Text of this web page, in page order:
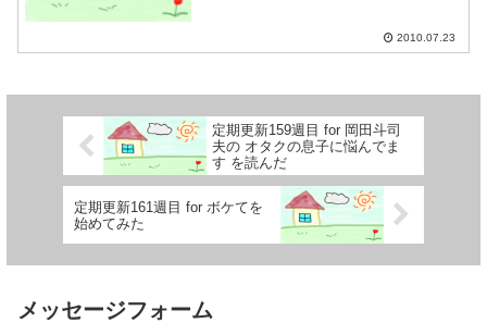
2010.07.23
定期更新159週目 for 岡田斗司
夫の オタクの息子に悩んでま
す を読んだ
定期更新161週目 for ボケてを
始めてみた
メッセージフォーム